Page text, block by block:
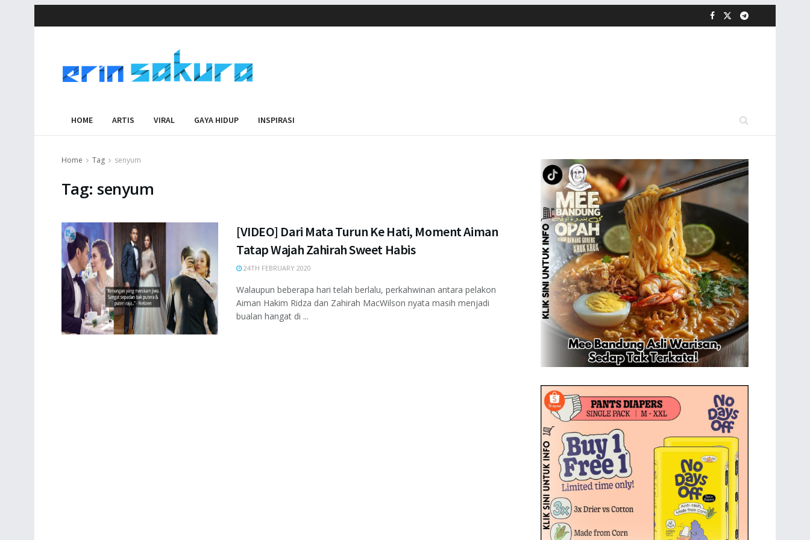
HOME ARTIS VIRAL GAYA HIDUP INSPIRASI
Home Tag senyum
Tag: senyum
[VIDEO] Dari Mata Turun Ke Hati, Moment Aiman
Tatap Wajah Zahirah Sweet Habis
24TH FEBRUARY 2020
Walaupun beberapa hari telah berlalu, perkahwinan antara pelakon
Aiman Hakim Ridza dan Zahirah MacWilson nyata masih menjadi
bualan hangat di ...